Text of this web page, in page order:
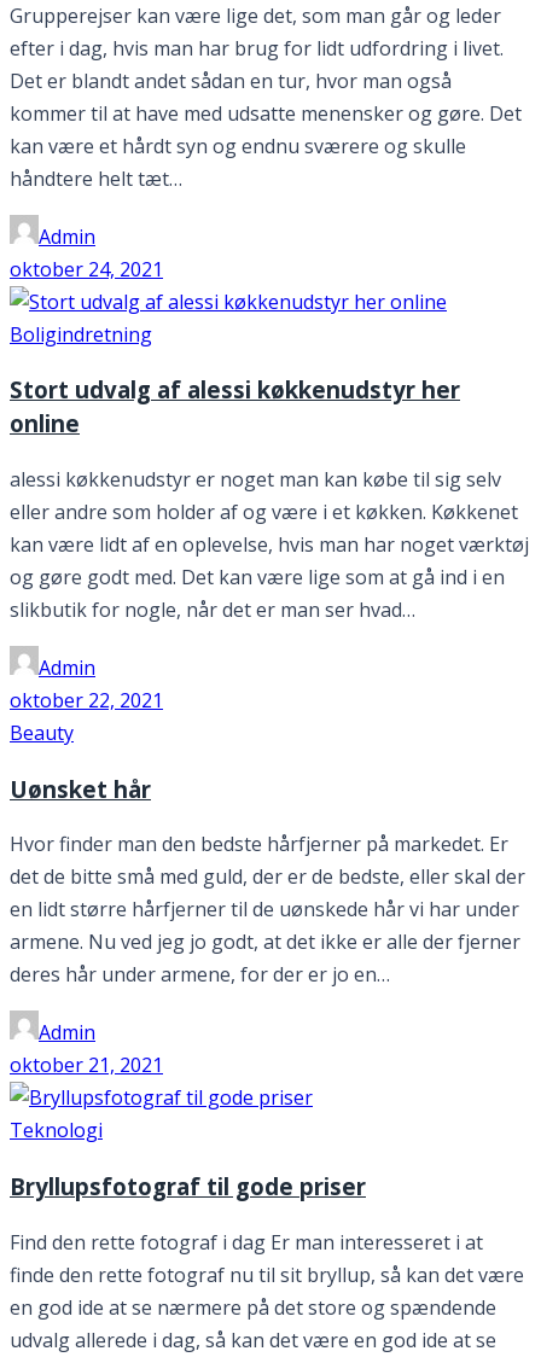
Grupperejser kan være lige det, som man går og leder
efter i dag, hvis man har brug for lidt udfordring i livet.
Det er blandt andet sådan en tur, hvor man også
kommer til at have med udsatte menensker og gøre. Det
kan være et hårdt syn og endnu sværere og skulle
håndtere helt tæt…
Admin
oktober 24, 2021
Boligindretning
Stort udvalg af alessi køkkenudstyr her
online
alessi køkkenudstyr er noget man kan købe til sig selv
eller andre som holder af og være i et køkken. Køkkenet
kan være lidt af en oplevelse, hvis man har noget værktøj
og gøre godt med. Det kan være lige som at gå ind i en
slikbutik for nogle, når det er man ser hvad…
Admin
oktober 22, 2021
Beauty
Uønsket hår
Hvor finder man den bedste hårfjerner på markedet. Er
det de bitte små med guld, der er de bedste, eller skal der
en lidt større hårfjerner til de uønskede hår vi har under
armene. Nu ved jeg jo godt, at det ikke er alle der fjerner
deres hår under armene, for der er jo en…
Admin
oktober 21, 2021
Teknologi
Bryllupsfotograf til gode priser
Find den rette fotograf i dag Er man interesseret i at
finde den rette fotograf nu til sit bryllup, så kan det være
en god ide at se nærmere på det store og spændende
udvalg allerede i dag, så kan det være en god ide at se